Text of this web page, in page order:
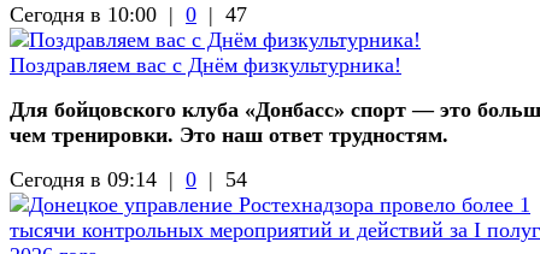
Сегодня в 10:00 | 0 | 47
Поздравляем вас с Днём физкультурника!
Для бойцовского клуба «Донбасс» спорт — это
чем тренировки. Это наш ответ трудностям.
Сегодня в 09:14 | 0 | 54